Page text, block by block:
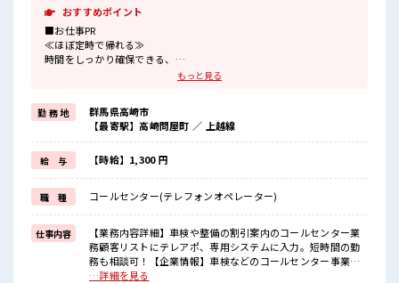
おすすめポイント
■お仕事PR
≪ほぼ定時で帰れる≫
時間をしっかり確保できる、
≪女性も働きやすい職場≫
もちろん男性の応募も歓迎ですよ！
≪髪型自由≫
基本的に髪色自由で明るすぎたり奇抜でなければOKです！
(規定有)≪初めての仕事だけど自分にもできそう≫
新しいことにチャレンジするのは不安だけど、
しっかり働く環境が整っています！
イチからスキルUP・ステップUP目指していきましょう！
■職場の雰囲気
女性多めで休み時間は女子トークがあふれる職場です！
もちろん男性の応募もOKですよ！
派手すぎなければ多少のヘアカラーもOKなのはウレシイPoint☆
もっと見る
勤 務 地
群馬県高崎市
【最寄駅】高崎問屋町 ／ 上越線
給 与 【時給】1,300 円
職 種 コールセンター(テレフォンオペレーター)
仕事内容
【業務内容詳細】車検や整備の割引案内のコールセンター業
務顧客リストにテレアポ、専用システムに入力。短時間の勤
務も相談可！【企業情報】車検などのコールセンター事業、
事務局事業 ■お仕事PR ≪ほぼ定時で帰れる≫ 時間をしっかり
…詳細を見る